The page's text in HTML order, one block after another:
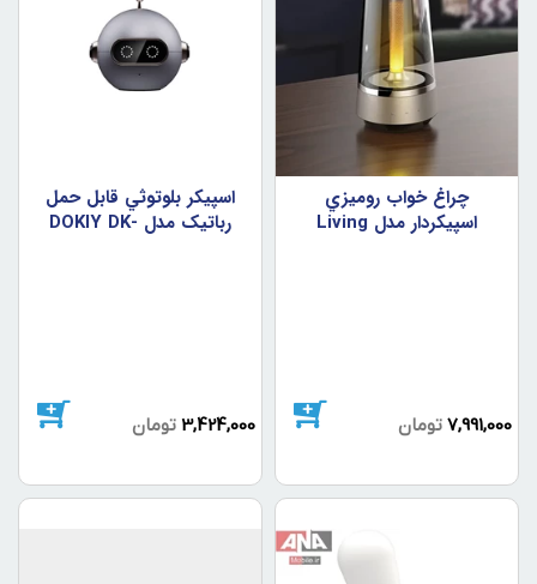
چراغ خواب روميزي
اسپيکردار مدل Living
7,991,000 تومان
اسپيکر بلوتوثي قابل حمل
رباتيک مدل DOKIY DK-
3,424,000 تومان